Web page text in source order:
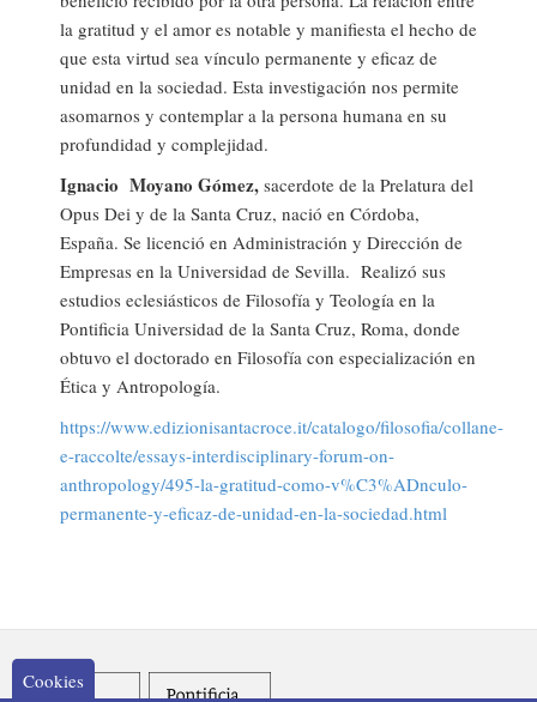
la gratitud y el amor es notable y manifiesta el hecho de
que esta virtud sea vínculo permanente y eficaz de
unidad en la sociedad. Esta investigación nos permite
asomarnos y contemplar a la persona humana en su
profundidad y complejidad.
Ignacio Moyano Gómez, sacerdote de la Prelatura del
Opus Dei y de la Santa Cruz, nació en Córdoba,
España. Se licenció en Administración y Dirección de
Empresas en la Universidad de Sevilla. Realizó sus
estudios eclesiásticos de Filosofía y Teología en la
Pontificia Universidad de la Santa Cruz, Roma, donde
obtuvo el doctorado en Filosofía con especialización en
Ética y Antropología.
https://www.edizionisantacroce.it/catalogo/filosofia/collane-
e-raccolte/essays-interdisciplinary-forum-on-
anthropology/495-la-gratitud-como-v%C3%ADnculo-
permanente-y-eficaz-de-unidad-en-la-sociedad.html
Cookies